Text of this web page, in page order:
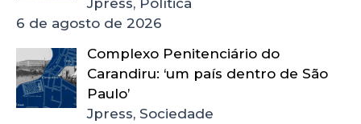
6 de agosto de 2026
Complexo Penitenciário do
Carandiru: ‘um país dentro de São
Paulo’
Jpress, Sociedade